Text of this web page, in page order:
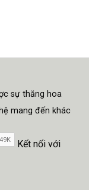
sự thăng hoa
mang đến khác
Kết nối với